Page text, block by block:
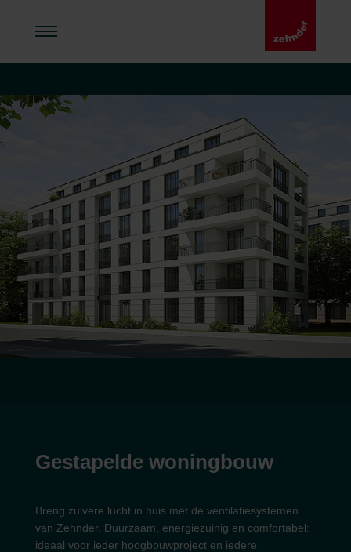
Gestapelde woningbouw
Breng zuivere lucht in huis met de ventilatiesystemen
van Zehnder. Duurzaam, energiezuinig en comfortabel:
ideaal voor ieder hoogbouwproject en iedere